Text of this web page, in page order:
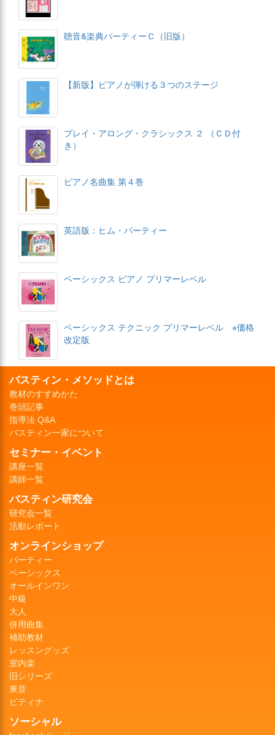
聴音&楽典パーティーＣ（旧版）
【新版】ピアノが弾ける３つのステージ
プレイ・アロング・クラシックス ２ （ＣＤ付
き）
ピアノ名曲集 第４巻
英語版：ヒム・パーティー
ベーシックス ピアノ プリマーレベル
ベーシックス テクニック プリマーレベル ※価格
改定版
バスティン・メソッドとは
教材のすすめかた
巻頭記事
指導法 Q&A
バスティン一家について
セミナー・イベント
講座一覧
講師一覧
バスティン研究会
研究会一覧
活動レポート
オンラインショップ
パーティー
ベーシックス
オールインワン
中級
大人
併用曲集
補助教材
レッスングッズ
室内楽
旧シリーズ
東音
ピティナ
ソーシャル